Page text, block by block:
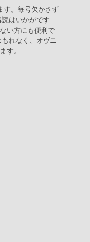
す。毎号欠かさず
はいかがです
い方にも便利で
れなく、オヴニ
す。